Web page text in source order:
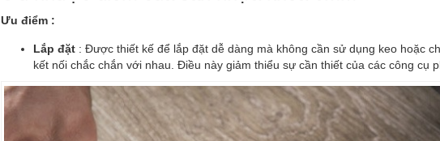
Ưu điểm :
Lắp đặt : Được thiết kế để lắp đặt dễ dàng mà không cần sử dụng keo hoặc
kết nối chắc chắn với nhau. Điều này giảm thiểu sự cần thiết của các công cụ